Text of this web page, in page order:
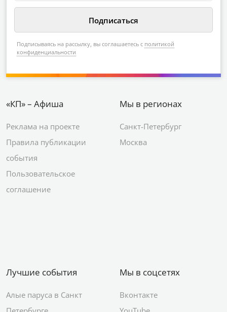
Подписываясь на рассылку, вы соглашаетесь с политикой
конфиденциальности
«КП» – Афиша
Реклама на проекте
Правила публикации
события
Пользовательское
соглашение
Мы в регионах
Санкт-Петербург
Москва
Лучшие события
Алые паруса в Санкт
Мы в соцсетях
Вконтакте